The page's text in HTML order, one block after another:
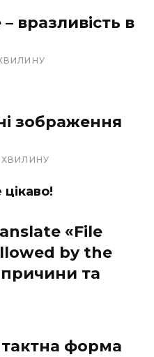
вразливість в
зображення
ХВИЛИНУ
«File
by the
та
форма